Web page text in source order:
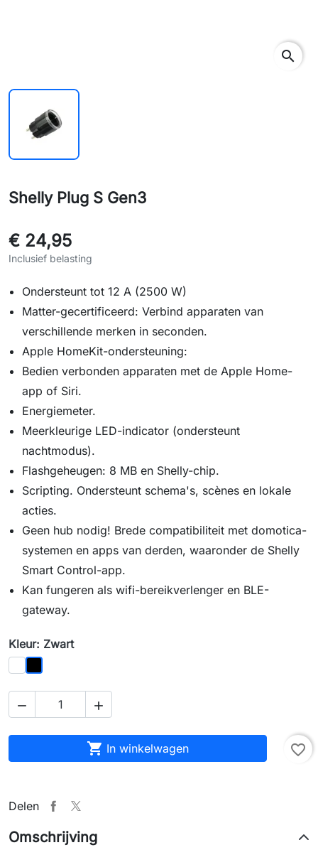
search
Shelly Plug S Gen3
€ 24,95
Inclusief belasting
Ondersteunt tot 12 A (2500 W)
Matter-gecertificeerd: Verbind apparaten van
verschillende merken in seconden.
Apple HomeKit-ondersteuning:
Bedien verbonden apparaten met de Apple Home-
app of Siri.
Energiemeter.
Meerkleurige LED-indicator (ondersteunt
nachtmodus).
Flashgeheugen: 8 MB en Shelly-chip.
Scripting. Ondersteunt schema's, scènes en lokale
acties.
Geen hub nodig! Brede compatibiliteit met domotica-
systemen en apps van derden, waaronder de Shelly
Smart Control-app.
Kan fungeren als wifi-bereikverlenger en BLE-
gateway.
Kleur: Zwart
WitZwart
 
 In winkelwagen favorite_border
Delen
Omschrijving